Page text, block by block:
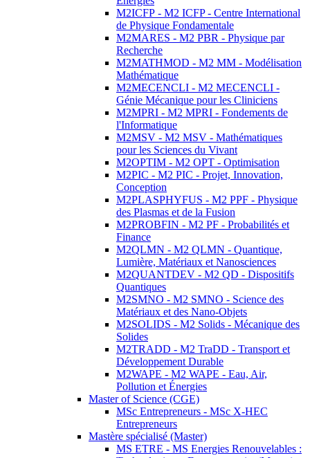
M2ICFP - M2 ICFP - Centre International
de Physique Fondamentale
M2MARES - M2 PBR - Physique par
Recherche
M2MATHMOD - M2 MM - Modélisation
Mathématique
M2MECENCLI - M2 MECENCLI -
Génie Mécanique pour les Cliniciens
M2MPRI - M2 MPRI - Fondements de
l'Informatique
M2MSV - M2 MSV - Mathématiques
pour les Sciences du Vivant
M2OPTIM - M2 OPT - Optimisation
M2PIC - M2 PIC - Projet, Innovation,
Conception
M2PLASPHYFUS - M2 PPF - Physique
des Plasmas et de la Fusion
M2PROBFIN - M2 PF - Probabilités et
Finance
M2QLMN - M2 QLMN - Quantique,
Lumière, Matériaux et Nanosciences
M2QUANTDEV - M2 QD - Dispositifs
Quantiques
M2SMNO - M2 SMNO - Science des
Matériaux et des Nano-Objets
M2SOLIDS - M2 Solids - Mécanique des
Solides
M2TRADD - M2 TraDD - Transport et
Développement Durable
M2WAPE - M2 WAPE - Eau, Air,
Pollution et Énergies
Master of Science (CGE)
MSc Entrepreneurs - MSc X-HEC
Entrepreneurs
Mastère spécialisé (Master)
MS ETRE - MS Energies Renouvelables :